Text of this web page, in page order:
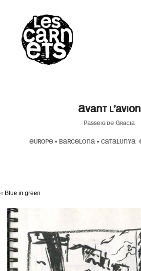
Avant l’avion
Passeig de Gracia
EUROPE• BARCELONA • CATALUNYA
« Blue in green